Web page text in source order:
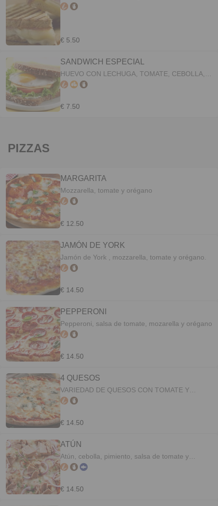
€ 5.50
SANDWICH ESPECIAL
HUEVO CON LECHUGA, TOMATE, CEBOLLA,
QUESO
€ 7.50
PIZZAS
MARGARITA
Mozzarella, tomate y orégano
€ 12.50
JAMÓN DE YORK
Jamón de York , mozzarella, tomate y orégano.
€ 14.50
PEPPERONI
Pepperoni, salsa de tomate, mozarella y orégano
€ 14.50
4 QUESOS
VARIEDAD DE QUESOS CON TOMATE Y
ORÉGANO.
€ 14.50
ATÚN
Atún, cebolla, pimiento, salsa de tomate y
orégano.
€ 14.50